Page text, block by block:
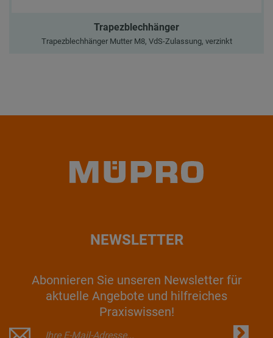
Trapezblechhänger
Trapezblechhänger Mutter M8, VdS-Zulassung, verzinkt
NEWSLETTER
Abonnieren Sie unseren Newsletter für
aktuelle Angebote und hilfreiches
Praxiswissen!